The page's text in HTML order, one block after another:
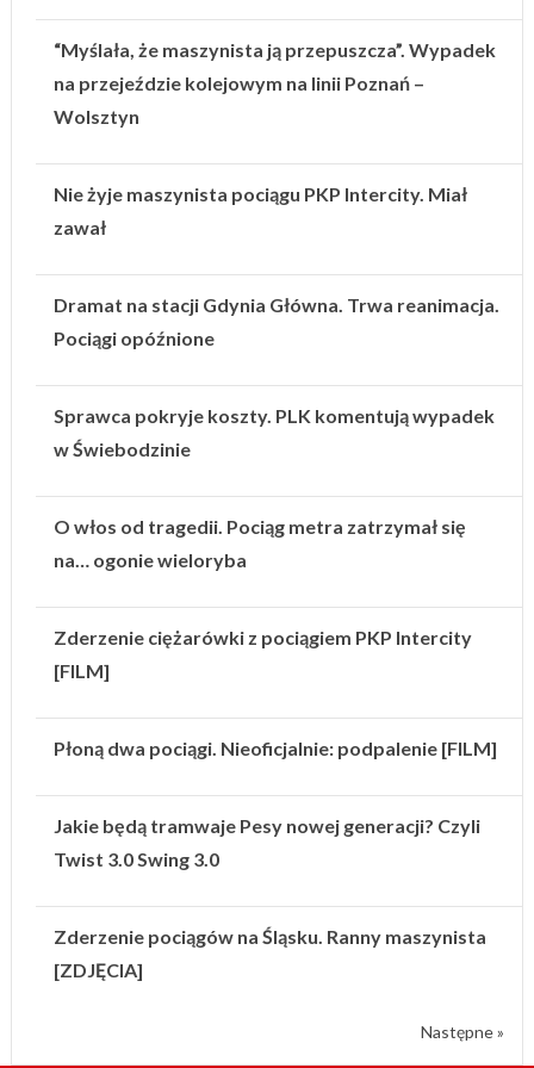
“Myślała, że maszynista ją przepuszcza”. Wypadek
na przejeździe kolejowym na linii Poznań –
Wolsztyn
Nie żyje maszynista pociągu PKP Intercity. Miał
zawał
Dramat na stacji Gdynia Główna. Trwa reanimacja.
Pociągi opóźnione
Sprawca pokryje koszty. PLK komentują wypadek
w Świebodzinie
O włos od tragedii. Pociąg metra zatrzymał się
na… ogonie wieloryba
Zderzenie ciężarówki z pociągiem PKP Intercity
[FILM]
Płoną dwa pociągi. Nieoficjalnie: podpalenie [FILM]
Jakie będą tramwaje Pesy nowej generacji? Czyli
Twist 3.0 Swing 3.0
Zderzenie pociągów na Śląsku. Ranny maszynista
[ZDJĘCIA]
Następne »